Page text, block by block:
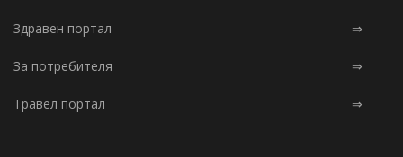
Здравен портал ⇒
За потребителя ⇒
Травел портал ⇒